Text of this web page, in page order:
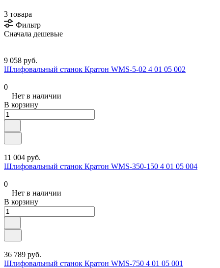
3 товара
Фильтр
Сначала дешевые
9 058 руб.
Шлифовальный станок Кратон WMS-5-02 4 01 05 002
0
Нет в наличии
В корзину
11 004 руб.
Шлифовальный станок Кратон WMS-350-150 4 01 05 004
0
Нет в наличии
В корзину
36 789 руб.
Шлифовальный станок Кратон WMS-750 4 01 05 001